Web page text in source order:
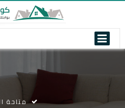
متاحة